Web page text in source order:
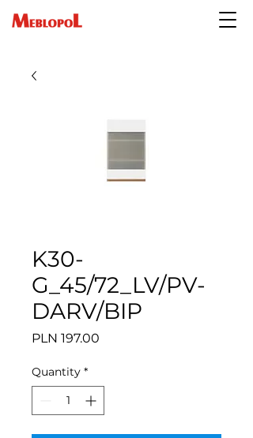
K30-
G_45/72_LV/PV-
DARV/BIP
PLN 197.00
Quantity *